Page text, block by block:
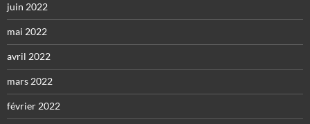
juin 2022
mai 2022
avril 2022
mars 2022
février 2022